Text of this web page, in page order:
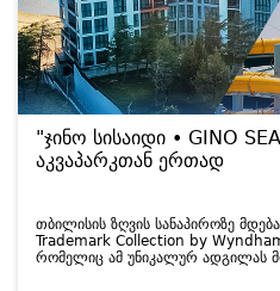
"ჯინო სისაიდი • GINO
აკვაპარკთან ერთად
თბილისის ზღვის სანაპიროზე
Trademark Collection by
რომელიც ამ უნიკალურ ადგილას